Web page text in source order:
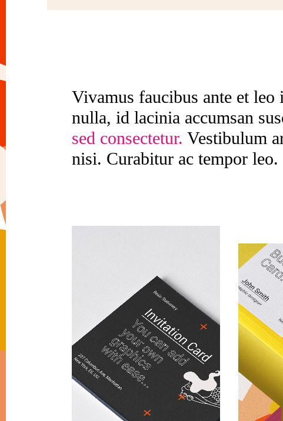
Vivamus faucibus ante et
nulla, id lacinia accumsan
sed consectetur. Vestibulum
nisi. Curabitur ac tempor leo.